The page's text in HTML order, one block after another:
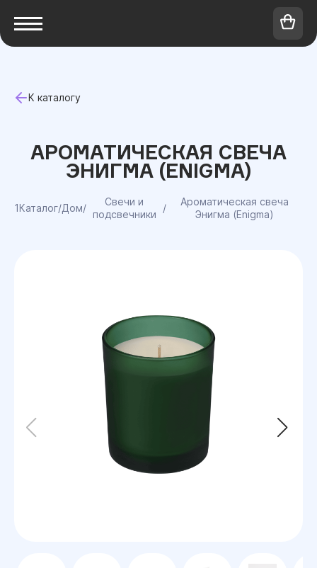
К каталогу
АРОМАТИЧЕСКАЯ СВЕЧА
ЭНИГМА (ENIGMA)
1Каталог/Дом/
Свечи и
подсвечники
/
Ароматическая свеча
Энигма (Enigma)